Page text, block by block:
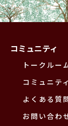
コミュニティ
トークルー
コミュニテ
よくある質
お問い合わ